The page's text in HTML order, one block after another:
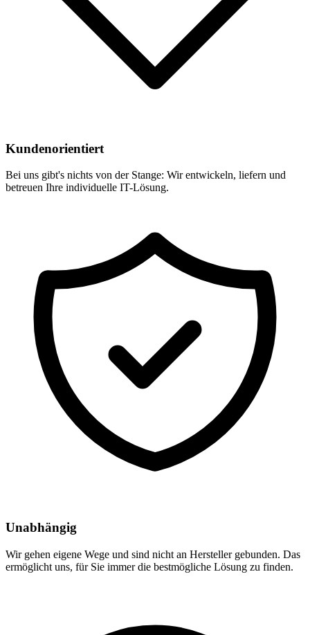
Kundenorientiert
Bei uns gibt's nichts von der Stange: Wir entwickeln, liefern und
betreuen Ihre individuelle IT-Lösung.
Unabhängig
Wir gehen eigene Wege und sind nicht an Hersteller gebunden. Das
ermöglicht uns, für Sie immer die bestmögliche Lösung zu finden.